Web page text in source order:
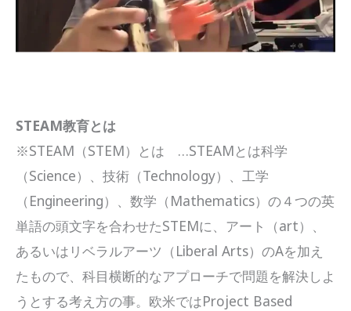
STEAM教育とは
※STEAM（STEM）とは …STEAMとは科学
（Science）、技術（Technology）、工学
（Engineering）、数学（Mathematics）の４つの英
単語の頭文字を合わせたSTEMに、アート（art）、
あるいはリベラルアーツ（Liberal Arts）のAを加え
たもので、科目横断的なアプローチで問題を解決しよ
うとする考え方の事。欧米ではProject Based